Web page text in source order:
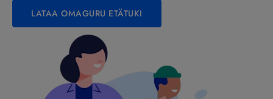
LATAA OMAGURU ETÄTUKI